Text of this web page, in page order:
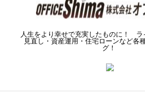
人生をより幸せで充実したものに！ ラ
見直し・資産運用・住宅ローンなど各
グ！